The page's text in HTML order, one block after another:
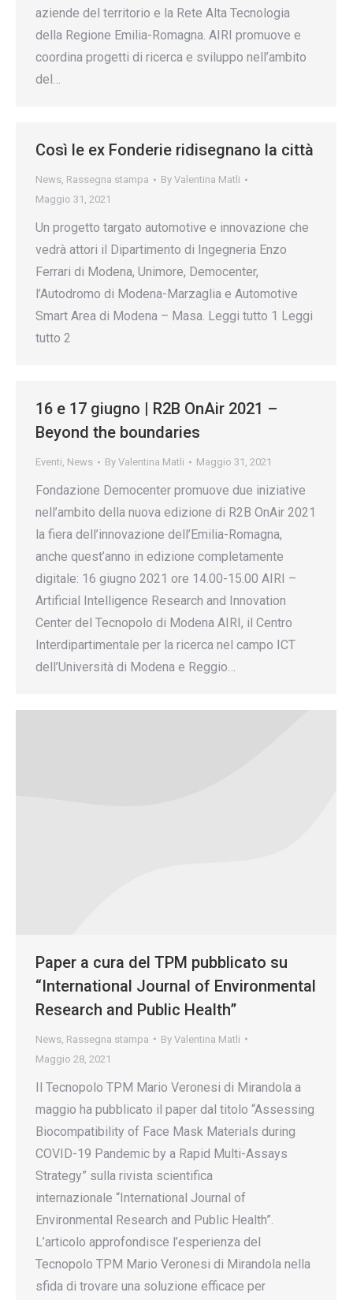
aziende del territorio e la Rete Alta Tecnologia
della Regione Emilia-Romagna. AIRI promuove e
coordina progetti di ricerca e sviluppo nell’ambito
del…
Così le ex Fonderie ridisegnano la città
News, Rassegna stampa By Valentina Matli
Maggio 31, 2021
Un progetto targato automotive e innovazione che
vedrà attori il Dipartimento di Ingegneria Enzo
Ferrari di Modena, Unimore, Democenter,
l’Autodromo di Modena-Marzaglia e Automotive
Smart Area di Modena – Masa. Leggi tutto 1 Leggi
tutto 2
16 e 17 giugno | R2B OnAir 2021 –
Beyond the boundaries
Eventi, News By Valentina Matli Maggio 31, 2021
Fondazione Democenter promuove due iniziative
nell’ambito della nuova edizione di R2B OnAir 2021
la fiera dell’innovazione dell’Emilia-Romagna,
anche quest’anno in edizione completamente
digitale: 16 giugno 2021 ore 14.00-15.00 AIRI –
Artificial Intelligence Research and Innovation
Center del Tecnopolo di Modena AIRI, il Centro
Interdipartimentale per la ricerca nel campo ICT
dell’Università di Modena e Reggio…
Paper a cura del TPM pubblicato su
“International Journal of Environmental
Research and Public Health”
News Rassegna stampa By Valentina Matli
Maggio 28, 2021
Il Tecnopolo TPM Mario Veronesi di Mirandola a
maggio ha pubblicato il paper dal titolo “Assessing
Biocompatibility of Face Mask Materials during
COVID-19 Pandemic by a Rapid Multi-Assays
Strategy” sulla rivista scientifica
internazionale “International Journal of
Environmental Research and Public Health”.
L’articolo approfondisce l’esperienza del
Tecnopolo TPM Mario Veronesi di Mirandola nella
sfida di trovare una soluzione efficace per